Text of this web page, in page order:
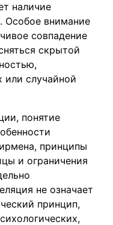
наличие
Особое внимание
совпадение
скрытой
или случайной
понятие
принципы
и ограничения
не означает
принцип,